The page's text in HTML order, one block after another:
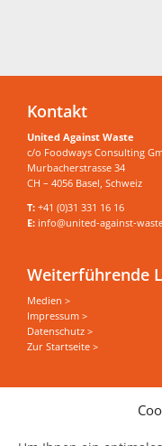
Kontakt
United Against Waste
c/o Foodways Consulting
Murbacherstrasse 34
CH – 4056 Basel, Schweiz
T: +41 (0)31 331 16 16
E: info@united-against-
Weiterführende
Medien >
Impressum >
Datenschutz >
Zur Startseite >
Sie wollen alles
News, Events